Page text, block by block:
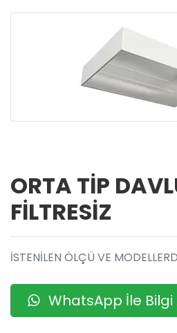
ORTA TİP
FİLTRESİZ
İSTENİLEN ÖLÇÜ VE
WhatsApp İle Bilgi